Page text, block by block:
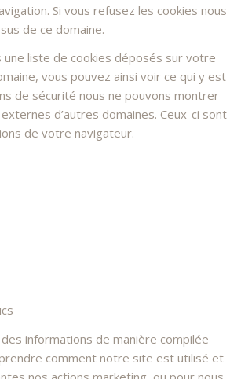
Si vous refusez les cookies nous
de ce domaine.
une liste de cookies déposés sur votre
vous pouvez ainsi voir ce qui y est
de sécurité nous ne pouvons montrer
d’autres domaines. Ceux-ci sont
de votre navigateur.
informations de manière compilée
comment notre site est utilisé et